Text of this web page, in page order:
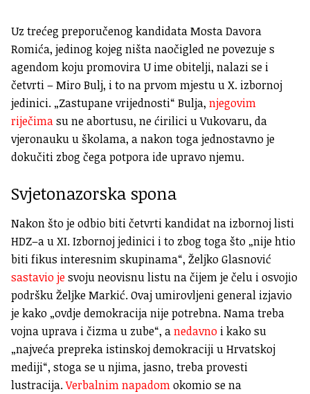
Uz trećeg preporučenog kandidata Mosta Davora
Romića, jedinog kojeg ništa naočigled ne povezuje s
agendom koju promovira U ime obitelji, nalazi se i
četvrti – Miro Bulj, i to na prvom mjestu u X. izbornoj
jedinici. „Zastupane vrijednosti“ Bulja, njegovim
riječimasu ne abortusu, ne ćirilici u Vukovaru, da
vjeronauku u školama, a nakon toga jednostavno je
dokučiti zbog čega potpora ide upravo njemu.
Svjetonazorska spona
Nakon što je odbio biti četvrti kandidat na izbornoj listi
HDZ–a u XI. Izbornoj jedinici i to zbog toga što „nije htio
biti fikus interesnim skupinama“, Željko Glasnović
sastavio jesvoju neovisnu listu na čijem je čelu i osvojio
podršku Željke Markić. Ovaj umirovljeni general izjavio
je kako „ovdje demokracija nije potrebna. Nama treba
vojna uprava i čizma u zube“, anedavno i kako su
„najveća prepreka istinskoj demokraciji u Hrvatskoj
mediji“, stoga se u njima, jasno, treba provesti
lustracija.Verbalnim napadomokomio se na